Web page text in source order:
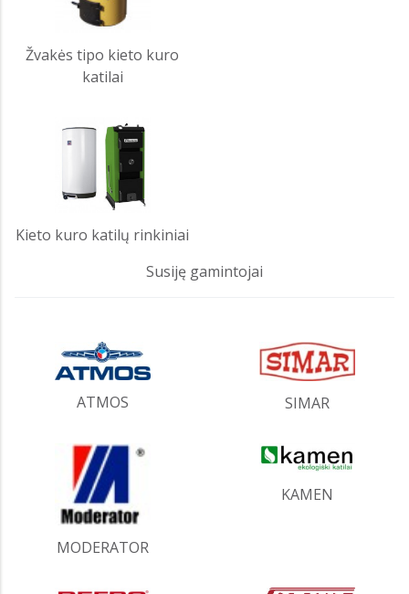
Žvakės tipo kieto kuro
katilai
Kieto kuro katilų rinkiniai
Susiję gamintojai
ATMOS SIMAR
MODERATOR
KAMEN